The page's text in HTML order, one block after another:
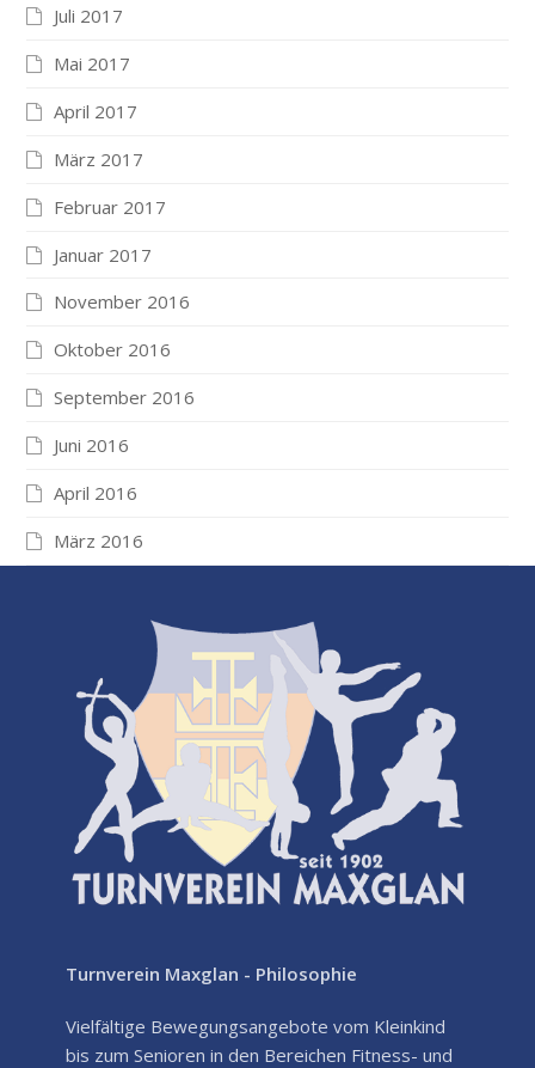
Juli 2017
Mai 2017
April 2017
März 2017
Februar 2017
Januar 2017
November 2016
Oktober 2016
September 2016
Juni 2016
April 2016
März 2016
Turnverein Maxglan - Philosophie
Vielfältige Bewegungsangebote vom Kleinkind
bis zum Senioren in den Bereichen Fitness- und